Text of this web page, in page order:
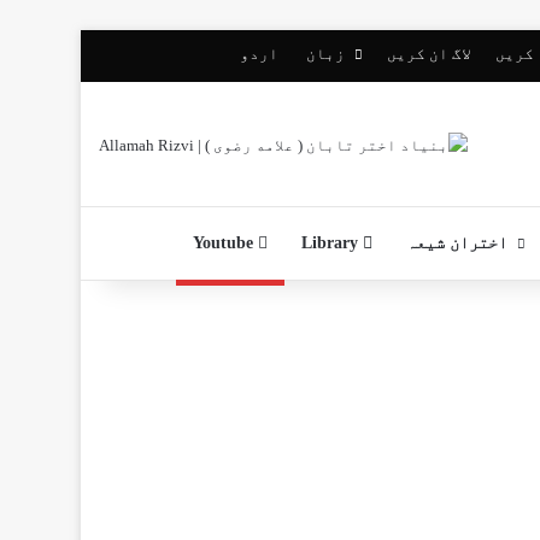
کریں لاگ ان کریں زبان اردو
اختران شیعہ Library
Youtube